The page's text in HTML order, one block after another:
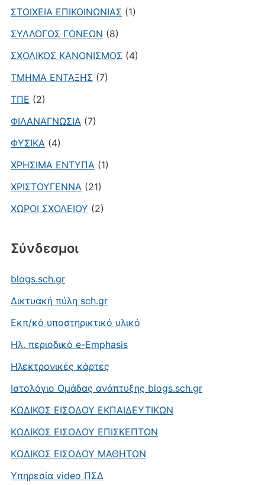
ΣΤΟΙΧΕΙΑ ΕΠΙΚΟΙΝΩΝΙΑΣ (1)
ΣΥΛΛΟΓΟΣ ΓΟΝΕΩΝ (8)
ΣΧΟΛΙΚΟΣ ΚΑΝΟΝΙΣΜΟΣ (4)
ΤΜΗΜΑ ΕΝΤΑΞΗΣ (7)
ΤΠΕ (2)
ΦΙΛΑΝΑΓΝΩΣΙΑ(7)
ΦΥΣΙΚΑ(4)
ΧΡΗΣΙΜΑ ΕΝΤΥΠΑ(1)
ΧΡΙΣΤΟΥΓΕΝΝΑ(21)
ΧΩΡΟΙ ΣΧΟΛΕΙΟΥ (2)
Σύνδεσμοι
blogs.sch.gr
Δικτυακή πύλη sch.gr
Εκπ/κό υποστηρικτικό υλικό
Ηλ. περιοδικό e-Emphasis
Ηλεκτρονικές κάρτες
Ιστολόγιο Ομάδας ανάπτυξης blogs.sch.gr
ΚΩΔΙΚΟΣ ΕΙΣΟΔΟΥ ΕΚΠΑΙΔΕΥΤΙΚΩΝ
ΚΩΔΙΚΟΣ ΕΙΣΟΔΟΥ ΕΠΙΣΚΕΠΤΩΝ
ΚΩΔΙΚΟΣ ΕΙΣΟΔΟΥ ΜΑΘΗΤΩΝ
Υπηρεσία video ΠΣΔ